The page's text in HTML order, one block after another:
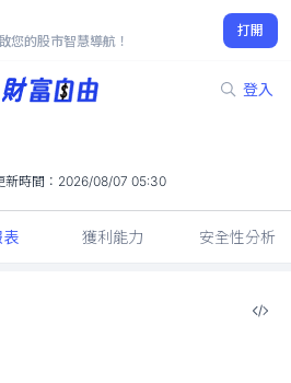
您的股市智慧導航！
打開
登入
-0.69%
時間： 2026/08/07 05:30
表 獲利能力 安全性分析